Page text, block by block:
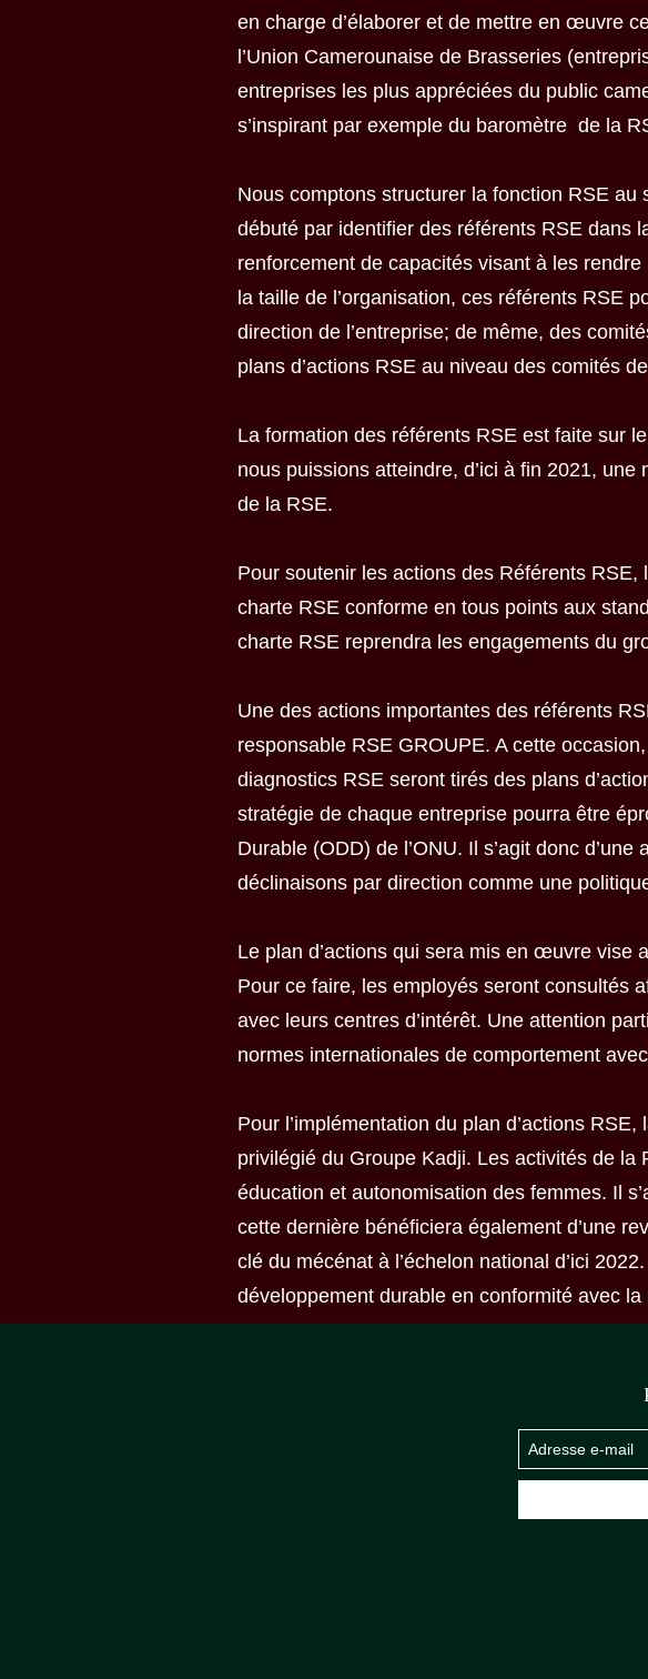
en charge d’élaborer et de mettre en œuvre
l’Union Camerounaise de Brasseries
entreprises les plus appréciées du public
s’inspirant par exemple du baromètre de la
Nous comptons structurer la fonction RSE
débuté par identifier des référents RSE dans
renforcement de capacités visant à les
la taille de l’organisation, ces référents RSE
direction de l’entreprise; de même, des
plans d’actions RSE au niveau des comités
La formation des référents RSE est faite sur
nous puissions atteindre, d’ici à fin 2021,
de la RSE.
Pour soutenir les actions des Référents
charte RSE conforme en tous points aux
charte RSE reprendra les engagements du
Une des actions importantes des référents
responsable RSE GROUPE. A cette
diagnostics RSE seront tirés des plans
stratégie de chaque entreprise pourra être
Durable (ODD) de l’ONU. Il s’agit donc
déclinaisons par direction comme une
Le plan d’actions qui sera mis en œuvre vise
Pour ce faire, les employés seront consultés
avec leurs centres d’intérêt. Une attention
normes internationales de comportement
Pour l’implémentation du plan d’actions
privilégié du Groupe Kadji. Les activités de la
éducation et autonomisation des femmes. Il
cette dernière bénéficiera également d’une
clé du mécénat à l’échelon national d’ici
développement durable en conformité avec